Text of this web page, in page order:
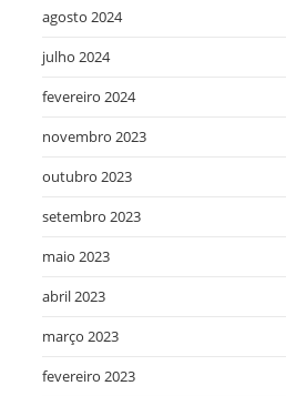
agosto 2024
julho 2024
fevereiro 2024
novembro 2023
outubro 2023
setembro 2023
maio 2023
abril 2023
março 2023
fevereiro 2023